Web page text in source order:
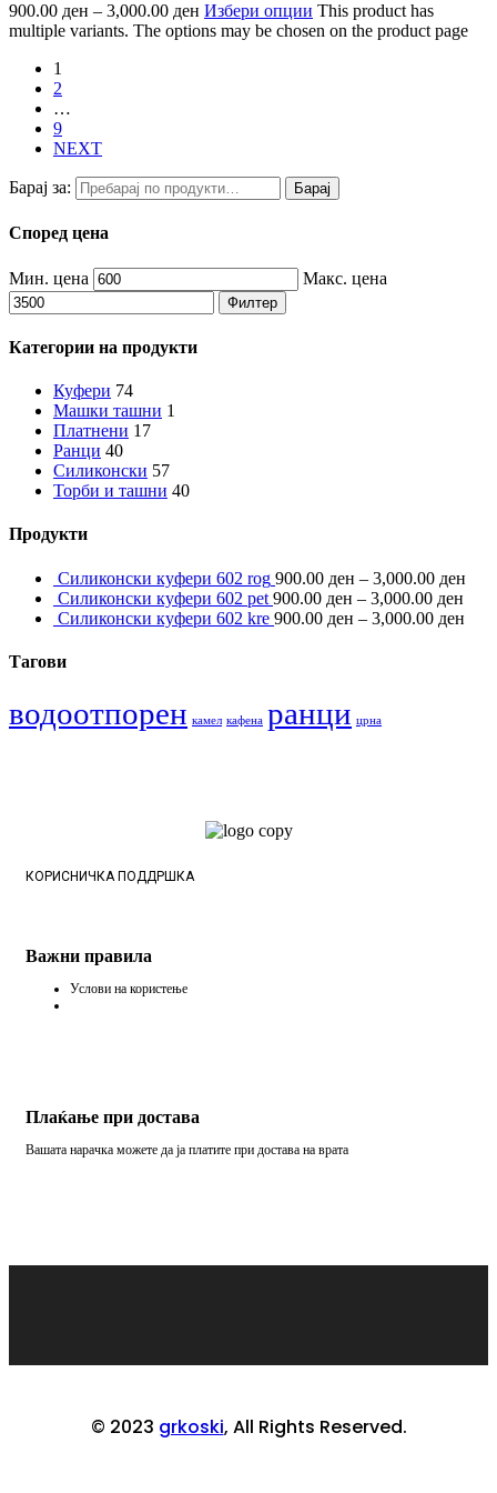
900.00 ден – 3,000.00 ден Избери опции This product has
multiple variants. The options may be chosen on the product page
1
2
…
9
NEXT
Барај за: Барај
Според цена
Мин. цена Макс. цена
Филтер
Категории на продукти
Куфери 74
Машки ташни 1
Платнени 17
Ранци 40
Силиконски 57
Торби и ташни 40
Продукти
Силиконски куфери 602 rog 900.00 ден – 3,000.00 ден
Силиконски куфери 602 pet 900.00 ден – 3,000.00 ден
Силиконски куфери 602 kre 900.00 ден – 3,000.00 ден
Тагови
водоотпорен камел кафена ранци црна
КОРИСНИЧКА ПОДДРШКА
Важни правила
Услови на користење
Плаќање при достава
Вашата нарачка можете да ја платите при достава на врата
© 2023 grkoski, All Rights Reserved.